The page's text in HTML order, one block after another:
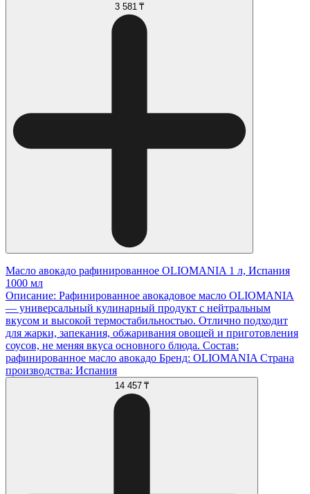
3 581 ₸
Масло авокадо рафинированное OLIOMANIA 1 л, Испания
1000 мл
Описание: Рафинированное авокадовое масло OLIOMANIA
— универсальный кулинарный продукт с нейтральным
вкусом и высокой термостабильностью. Отлично подходит
для жарки, запекания, обжаривания овощей и приготовления
соусов, не меняя вкуса основного блюда. Состав:
рафинированное масло авокадо Бренд: OLIOMANIA Страна
производства: Испания
14 457 ₸